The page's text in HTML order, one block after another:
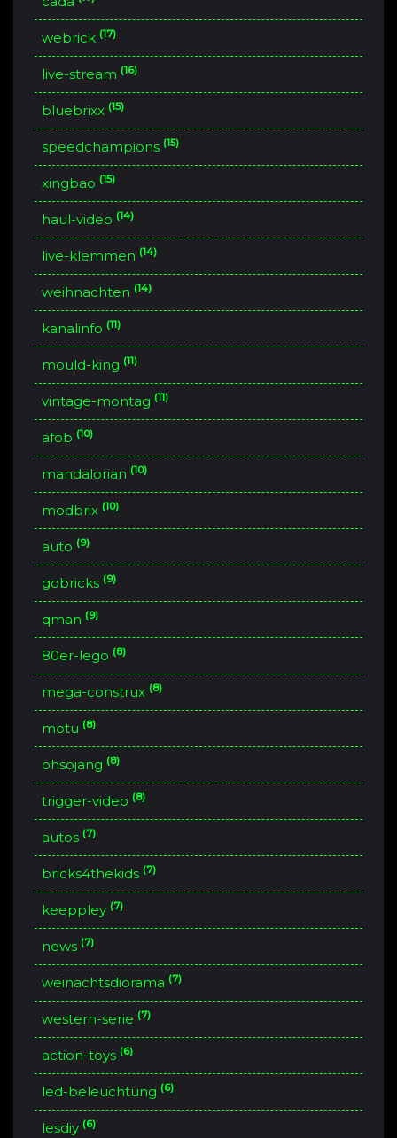
webrick (17)
live-stream (16)
bluebrixx (15)
speedchampions (15)
xingbao (15)
haul-video (14)
live-klemmen (14)
weihnachten (14)
kanalinfo (11)
mould-king (11)
vintage-montag (11)
afob (10)
mandalorian (10)
modbrix (10)
auto (9)
gobricks (9)
qman (9)
80er-lego (8)
mega-construx (8)
motu (8)
ohsojang (8)
trigger-video (8)
autos (7)
bricks4thekids (7)
keeppley (7)
news (7)
weinachtsdiorama (7)
western-serie (7)
action-toys (6)
led-beleuchtung (6)
lesdiy (6)